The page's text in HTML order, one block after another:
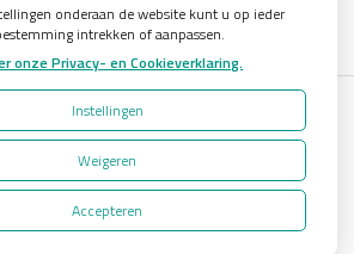
Uw Zorg Online|Beheer
Bezoek
onze
facebook
Cookie-instellingen
onderaan de website kunt u op ieder
intrekken of aanpassen.
onze Privacy- en Cookieverklaring.
Instellingen
Weigeren
Accepteren